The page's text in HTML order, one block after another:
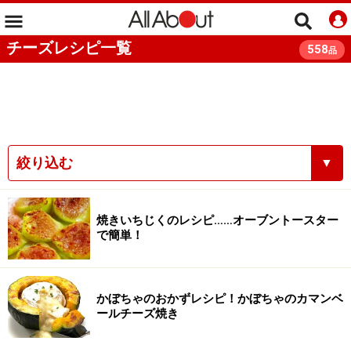
チーズレシピ一覧 558品
絞り込む ▼
焼きいちじくのレシピ……オーブントースター
で簡単！
かぼちゃのおかずレシピ！かぼちゃのカマンベ
ールチーズ焼き